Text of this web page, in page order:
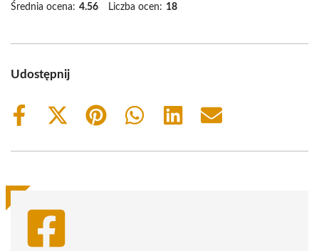
Średnia ocena: 4.56 Liczba ocen: 18
Udostępnij
Share
Share
(Twitter)
Share
Share
Share
Share